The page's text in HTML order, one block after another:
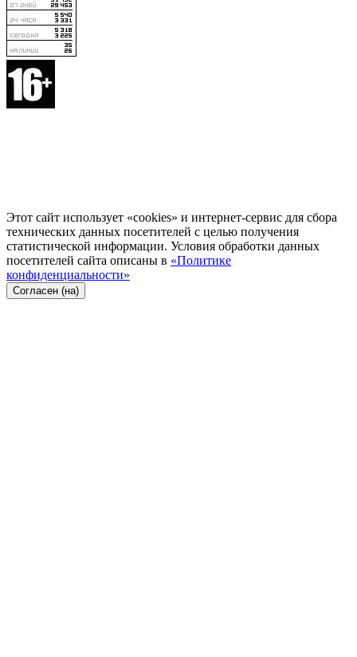
Этот сайт использует «cookies» и интернет-сервис для сбора
технических данных посетителей с целью получения
статистической информации. Условия обработки данных
посетителей сайта описаны в «Политике
конфиденциальности»
Согласен (на)